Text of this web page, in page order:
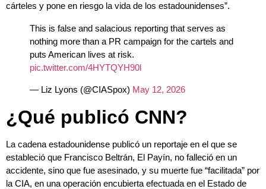
cárteles y pone en riesgo la vida de los estadounidenses”.
This is false and salacious reporting that serves as
nothing more than a PR campaign for the cartels and
puts American lives at risk.
pic.twitter.com/4HYTQYH90l
— Liz Lyons (@CIASpox) May 12, 2026
¿Qué publicó CNN?
La cadena estadounidense publicó un reportaje en el que se
estableció que Francisco Beltrán, El Payín, no falleció en un
accidente, sino que fue asesinado, y su muerte fue “facilitada” por
la CIA, en una operación encubierta efectuada en el Estado de